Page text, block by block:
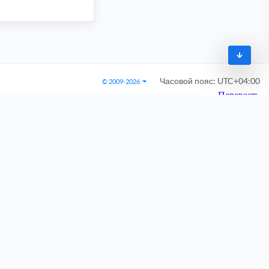
© 2009-2026 Часовой пояс: UTC+04:00